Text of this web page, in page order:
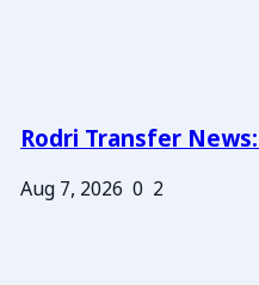
Rodri Transfer News:
Aug 7, 2026 0 2